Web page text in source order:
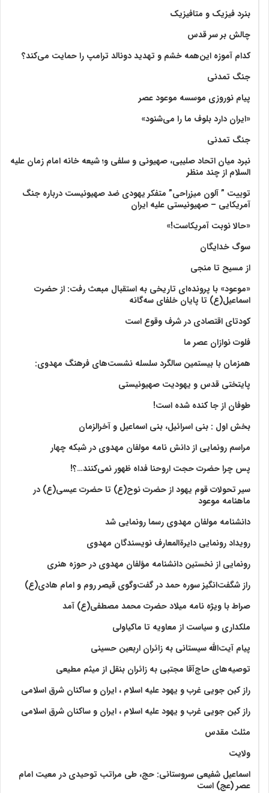
بنرد فیزیک و متافیزیک
چالش بر سر قدس
کدام آموزه این‌همه خشم و تهدید دونالد ترامپ را حمایت می‌کند؟
جنگ تمدنی
پیام نوروزی موسسه موعود عصر
«ایران دارد بلوف ما را می‌شنود»
جنگ تمدنی
نبرد میان اتحاد صلیبی، صهیونی و سلفی و؛ شیعه خانه امام زمان علیه
السلام از چند منظر
توییت ” آلون میزراحی” متفکر یهودی ضد صهیونیست درباره جنگ
آمریکایی – صهیونیستی علیه ایران
«حالا نوبت آمریکاست!»
سوگ خدایگان
از مسیح تا منجی
«موعود» با پرونده‌ای تاریخی به استقبال مبعث رفت: از حضرت
اسماعیل(ع) تا پایان خلفای سه‌گانه
کودتای اقتصادی در شرف وقوع است
فلوت نوازان عصر ما
همزمان با بیستمین سالگرد سلسله نشست‌های فرهنگ مهدوی:‌
پایتختی قدس و یهودیت صهیونیستی
طوفان از جا کنده شده است!
بخش اول : بنی اسرائیل، بنی اسماعیل و آخرالزمان
مراسم رونمایی از دانش نامه مولفان مهدوی در شبکه چهار
پس چرا حضرت حجت اروحنا فداه ظهور نمی‌کنند…؟!
سیر تحولات قوم یهود از حضرت نوح(ع) تا حضرت عیسی(ع) در
ماهنامه موعود
دانشنامه مولفان مهدوی رسما رونمایی شد
رویداد رونمایی دایرةالمعارف نویسندگان مهدوی
رونمایی از نخستین دانشنامه مؤلفان مهدوی در حوزه هنری
راز شگفت‌انگیز سوره حمد در گفت‌وگوی قیصر روم و امام هادی(ع)
صراط با ویژه نامه میلاد حضرت محمد مصطفی(ع) آمد
ملکداری و سیاست از معاویه تا ماکیاولی
پیام آیت‌الله سیستانی به زائران اربعین حسینی
توصیه‌های حاج‌آقا مجتبی به زائران بنقل از میثم مطیعی
راز کین جویی غرب و یهود علیه اسلام ، ایران و ساکنان شرق اسلامی
راز کین جویی غرب و یهود علیه اسلام ، ایران و ساکنان شرق اسلامی
مثلث مقدس
ولايت‏
اسماعیل شفیعی سروستانی: حج، طی مراتب توحیدی در معیت امام
عصر (عج) است